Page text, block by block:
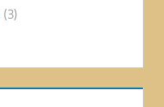
(3)